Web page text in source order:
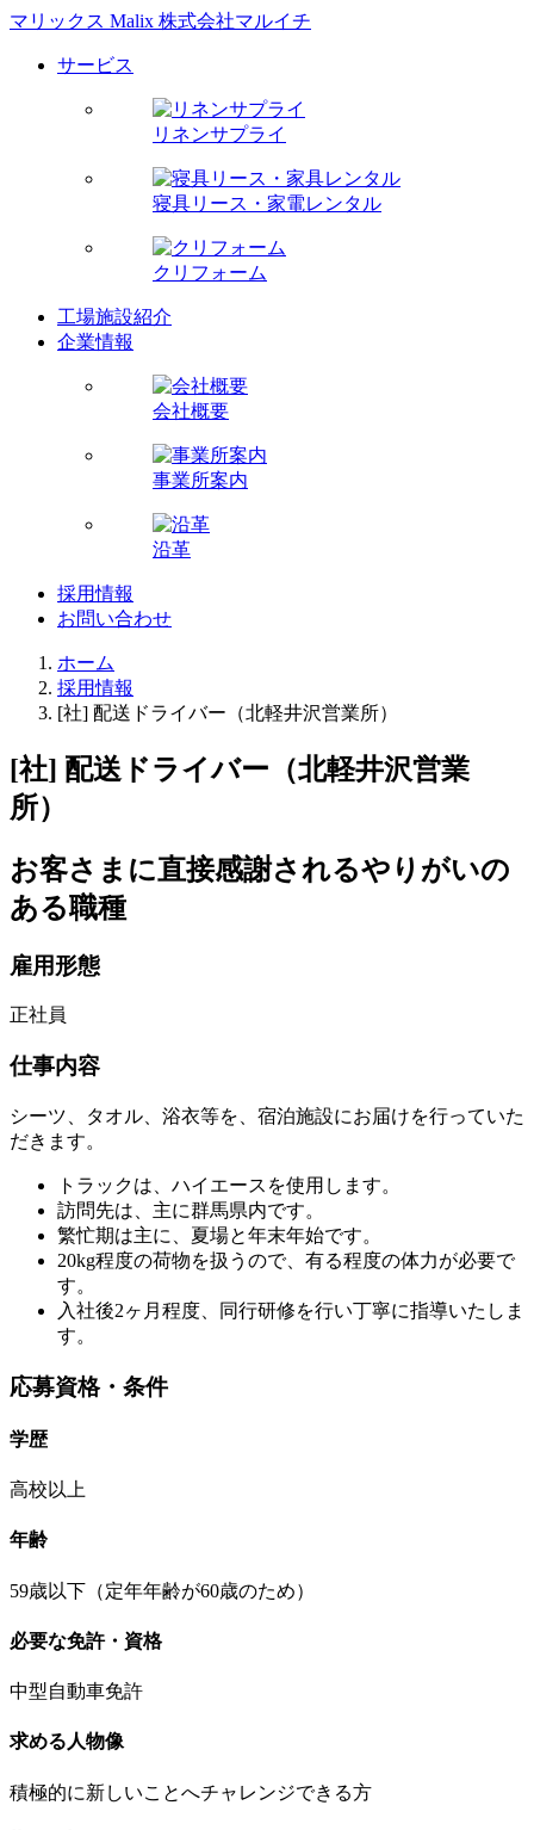
マリックス Malix 株式会社マルイチ
サービス
リネンサプライ
寝具リース・家電レンタル
クリフォーム
工場施設紹介
企業情報
会社概要
事業所案内
沿革
採用情報
お問い合わせ
ホーム
採用情報
[社] 配送ドライバー（北軽井沢営業所）
[社] 配送ドライバー（北軽井沢営業
所）
お客さまに直接感謝されるやりがいの
ある職種
雇用形態
正社員
仕事内容
シーツ、タオル、浴衣等を、宿泊施設にお届けを行っていた
だきます。
トラックは、ハイエースを使用します。
訪問先は、主に群馬県内です。
繁忙期は主に、夏場と年末年始です。
20kg程度の荷物を扱うので、有る程度の体力が必要で
す。
入社後2ヶ月程度、同行研修を行い丁寧に指導いたしま
す。
応募資格・条件
学歴
高校以上
年齢
59歳以下（定年年齢が60歳のため）
必要な免許・資格
中型自動車免許
求める人物像
積極的に新しいことへチャレンジできる方